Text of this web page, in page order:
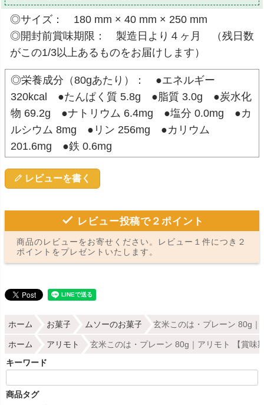
◎サイズ： 180 mm × 40 mm × 250 mm
◎開封前賞味期限： 製造日より４ヶ月 （残日数
がこの1/3以上あるものをお届けします）
◎栄養成分（80gあたり）： ●エネルギー
320kcal ●たんぱく質 5.8g ●脂質 3.0g ●炭水化
物 69.2g ●ナトリウム 6.4mg ●塩分 0.0mg ●カ
ルシウム 8mg ●リン 256mg ●カリウム
201.6mg ●鉄 0.6mg
レビューを書く
レビュー投稿で２ポイント
商品のレビューをお寄せください。レビュー１件につき２
ポイントをプレゼントいたします。
ホーム お菓子 ムソーのお菓子 玄米このは・プレーン 80g
ホーム アリモト 玄米このは・プレーン 80g｜アリモト 【賞味
キーワード
商品タグ